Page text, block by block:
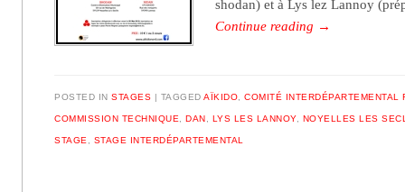
shodan) et à Lys lez Lannoy
Continue reading →
POSTED INSTAGES TAGGEDAÏKIDO ,COMITÉ INTERDÉPARTEMENTAL
COMMISSION TECHNIQUE ,DAN LYS LES LANNOY, NOYELLES LES
STAGE STAGE INTERDÉPARTEMENTAL